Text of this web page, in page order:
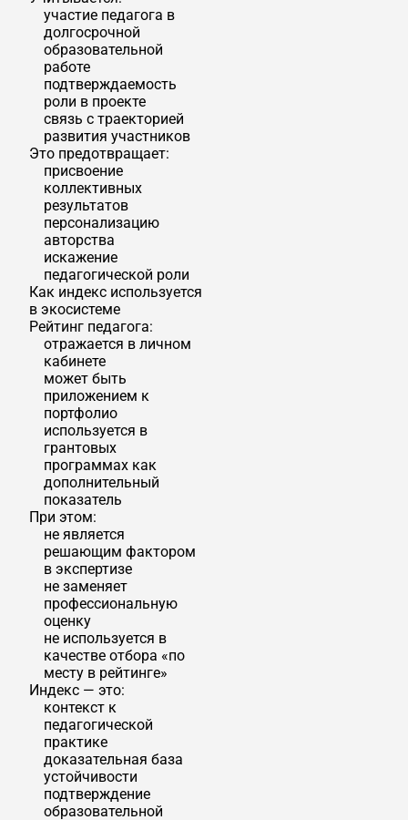
участие педагога в
долгосрочной
образовательной
работе
подтверждаемость
роли в проекте
связь с траекторией
развития участников
Это предотвращает:
присвоение
коллективных
результатов
персонализацию
авторства
искажение
педагогической роли
Как индекс используется
в экосистеме
Рейтинг педагога:
отражается в личном
кабинете
может быть
приложением к
портфолио
используется в
грантовых
программах как
дополнительный
показатель
При этом:
не является
решающим фактором
в экспертизе
не заменяет
профессиональную
оценку
не используется в
качестве отбора «по
месту в рейтинге»
Индекс — это:
контекст к
педагогической
практике
доказательная база
устойчивости
подтверждение
образовательной